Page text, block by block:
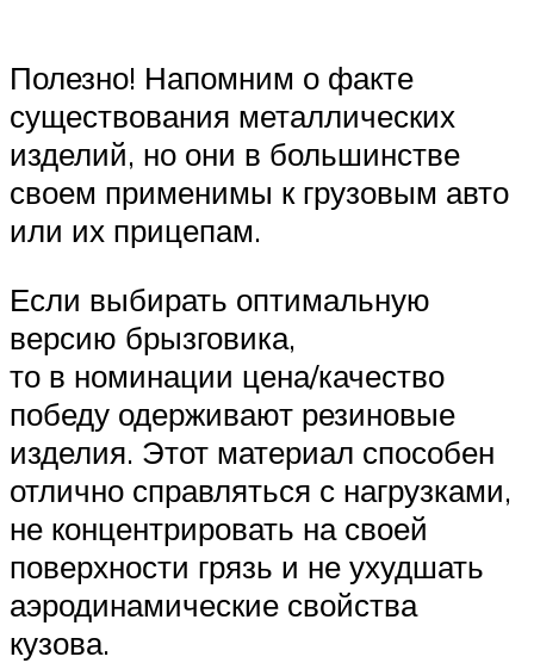
Полезно! Напомним о факте
существования металлических
изделий, но они в большинстве
своем применимы к грузовым авто
или их прицепам.
Если выбирать оптимальную
версию брызговика,
то в номинации цена/качество
победу одерживают резиновые
изделия. Этот материал способен
отлично справляться с нагрузками,
не концентрировать на своей
поверхности грязь и не ухудшать
аэродинамические свойства
кузова.